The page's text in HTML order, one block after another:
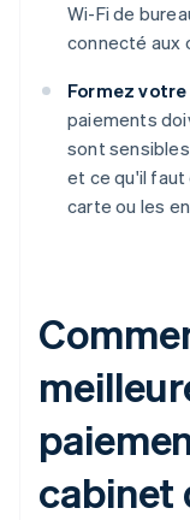
Wi-Fi de
connecté aux
Formez
paiements
sont
et ce qu'il faut
carte ou les
cabinet